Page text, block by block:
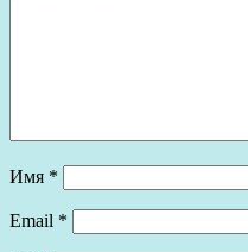
Имя *
Email *